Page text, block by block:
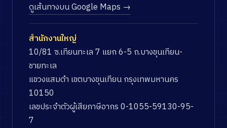
ดูเส้นทางบน Google Maps →
สำนักงานใหญ่
10/81 ซ.เทียนทะเล 7 แยก 6-5 ถ.บางขุนเทียน-
ชายทะเล
แขวงแสมดำ เขตบางขุนเทียน กรุงเทพมหานคร
10150
เลขประจำตัวผู้เสียภาษีอากร 0-1055-59130-95-
7